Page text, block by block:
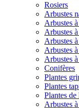
Rosiers
Arbustes
Arbustes
Arbustes
Arbustes
Arbustes
Arbustes
Conifères
Plantes
Plantes
Plantes de
Arbustes